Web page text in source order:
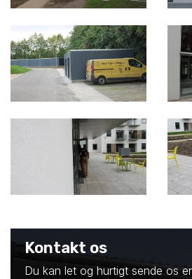
Kontakt os
Du kan let og hurtigt sende os